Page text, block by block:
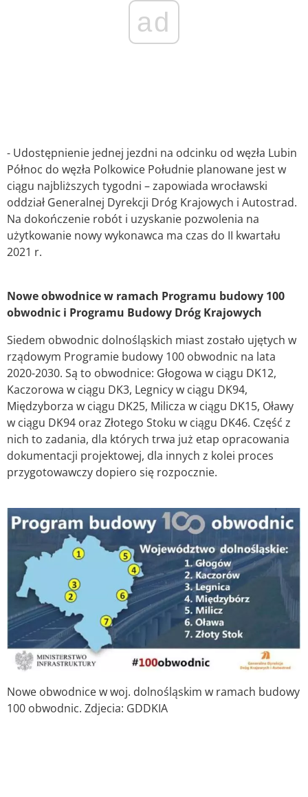
ad
- Udostępnienie jednej jezdni na odcinku od węzła Lubin
Północ do węzła Polkowice Południe planowane jest w
ciągu najbliższych tygodni – zapowiada wrocławski
oddział Generalnej Dyrekcji Dróg Krajowych i Autostrad.
Na dokończenie robót i uzyskanie pozwolenia na
użytkowanie nowy wykonawca ma czas do II kwartału
2021 r.
Nowe obwodnice w ramach Programu budowy 100
obwodnic i Programu Budowy Dróg Krajowych
Siedem obwodnic dolnośląskich miast zostało ujętych w
rządowym Programie budowy 100 obwodnic na lata
2020-2030. Są to obwodnice: Głogowa w ciągu DK12,
Kaczorowa w ciągu DK3, Legnicy w ciągu DK94,
Międzyborza w ciągu DK25, Milicza w ciągu DK15, Oławy
w ciągu DK94 oraz Złotego Stoku w ciągu DK46. Część z
nich to zadania, dla których trwa już etap opracowania
dokumentacji projektowej, dla innych z kolei proces
przygotowawczy dopiero się rozpocznie.
Nowe obwodnice w woj. dolnośląskim w ramach budowy
100 obwodnic. Zdjecia: GDDKIA